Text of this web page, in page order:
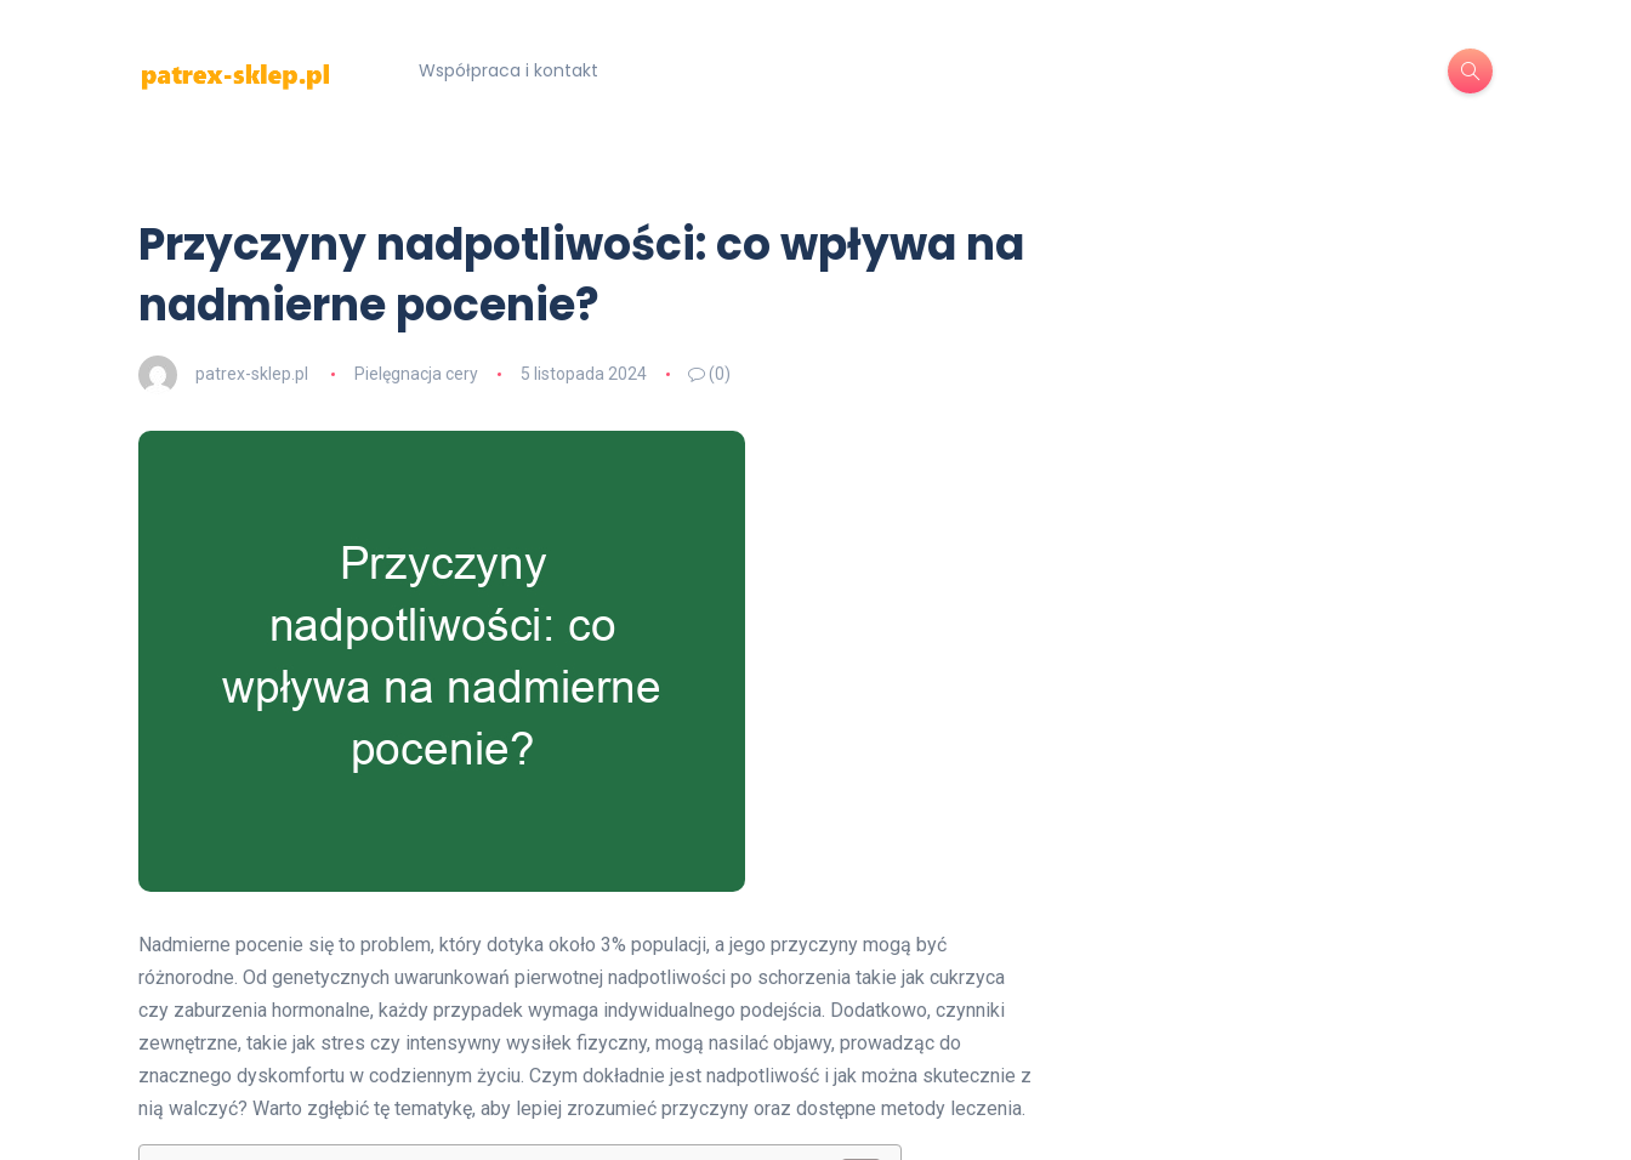
Współpraca i kontakt
Przyczyny nadpotliwości: co wpływa na
nadmierne pocenie?
patrex-sklep.pl Pielęgnacja cery 5 listopada 2024 (0)
Nadmierne pocenie się to problem, który dotyka około 3% populacji, a jego przyczyny mogą być
różnorodne. Od genetycznych uwarunkowań pierwotnej nadpotliwości po schorzenia takie jak cukrzyca
czy zaburzenia hormonalne, każdy przypadek wymaga indywidualnego podejścia. Dodatkowo, czynniki
zewnętrzne, takie jak stres czy intensywny wysiłek fizyczny, mogą nasilać objawy, prowadząc do
znacznego dyskomfortu w codziennym życiu. Czym dokładnie jest nadpotliwość i jak można skutecznie z
nią walczyć? Warto zgłębić tę tematykę, aby lepiej zrozumieć przyczyny oraz dostępne metody leczenia.